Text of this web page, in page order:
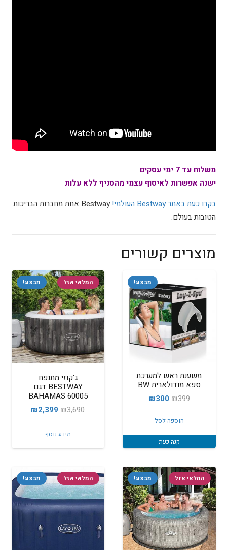
משלוח עד 7 ימי עסקים
ישנה אפשרות לאיסוף עצמי מהסניף ללא עלות
בקרו כעת באתר Bestway העולמי!
Bestway אחת מחברות הבריכות
הטובות בעולם.
מוצרים קשורים
מבצע!
משענת ראש למערכת
ספא מודולארית BW
₪399
המחיר
היה:
₪399.
₪300
₪300.
הוספה לסל
קנה כעת
מבצע! המלאי אזל
ג'קוזי מתנפח
BESTWAY דגם
BAHAMAS 60005
₪3,690
המחיר
היה:
₪3,690.
₪2,399
המחיר
₪2,399.
מידע נוסף
מבצע! המלאי אזל מבצע! המלאי אזל